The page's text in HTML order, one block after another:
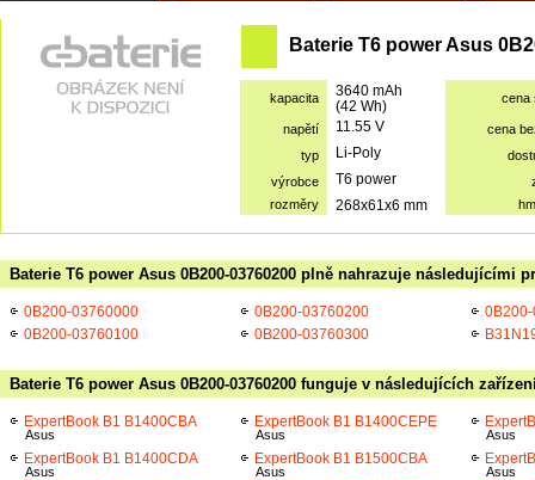
Baterie T6 power Asus
kapacita
3640 mAh
(42 Wh)
cena
napětí 11.55 V
cena
typ
Li-Poly
výrobce
T6 power
rozměry
268x61x6 mm
Baterie T6 power Asus 0B200-03760200 plně nahrazuje následujícími
0B200-03760000
0B200-03760100
0B200-03760200
0B200-03760300
Baterie T6 power Asus 0B200-03760200 funguje v následujících
ExpertBook B1 B1400CBA
Asus
ExpertBook B1 B1400CDA
Asus
ExpertBook B1 B1400CEPE
Asus
ExpertBook B1 B1500CBA
Asus
Asus
Asus